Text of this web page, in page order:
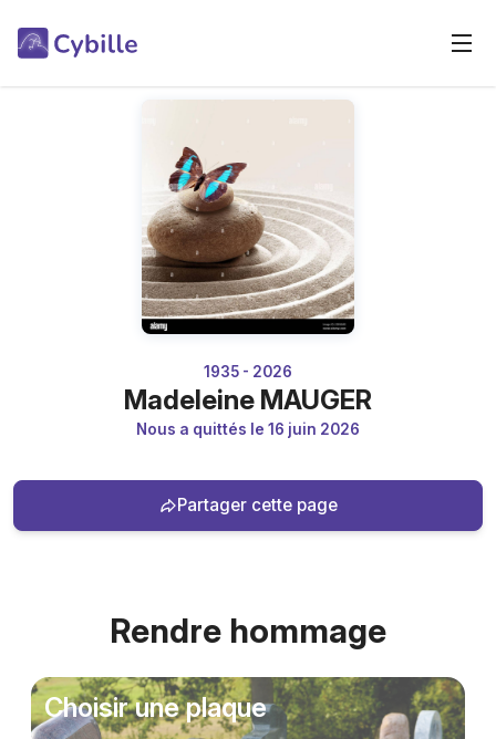
1935 - 2026
Madeleine MAUGER
Nous a quittés le 16 juin 2026
Partager cette page
Rendre hommage
Choisir une plaque